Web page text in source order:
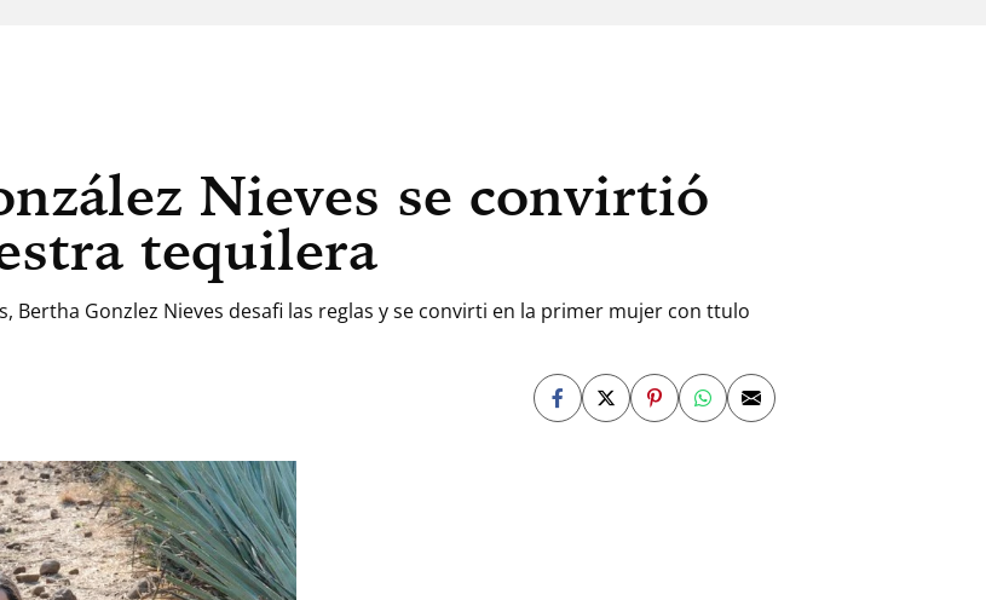
Nieves se convirtió
tequilera
Gonzlez Nieves desafi las reglas y se convirti en la primer mujer con ttulo